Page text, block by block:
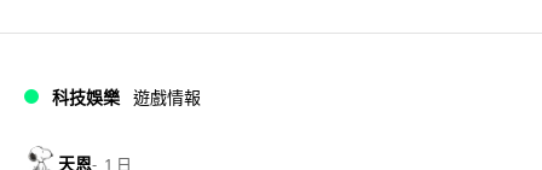
科技娛樂 遊戲情報
天恩 1 日